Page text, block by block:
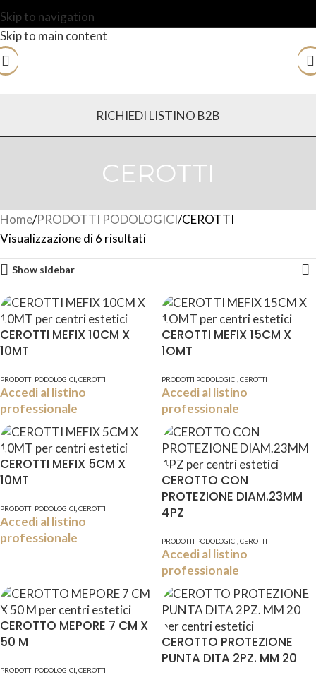
Skip to navigation
Skip to main content
RICHIEDI LISTINO B2B
CEROTTI
Home PRODOTTI PODOLOGICI CEROTTI
Visualizzazione di 6 risultati
Show sidebar
CEROTTI MEFIX 10CM X
10MT
PRODOTTI PODOLOGICI CEROTTI
Accedi al listino
professionale
CEROTTI MEFIX 15CM X
1OMT
PRODOTTI PODOLOGICI CEROTTI
Accedi al listino
professionale
CEROTTI MEFIX 5CM X
10MT
PRODOTTI PODOLOGICI CEROTTI
Accedi al listino
professionale
CEROTTO CON
PROTEZIONE DIAM.23MM
4PZ
PRODOTTI PODOLOGICI CEROTTI
Accedi al listino
professionale
CEROTTO MEPORE 7 CM X
50 M
PRODOTTI PODOLOGICI CEROTTI
CEROTTO PROTEZIONE
PUNTA DITA 2PZ. MM 20